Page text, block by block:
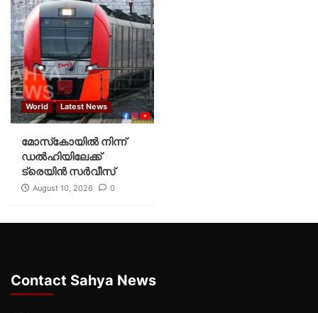
World Latest News
മോസ്‌കോയില്‍ നിന്ന്
ഡല്‍ഹിയിലേക്ക്
ട്രെയിന്‍ സര്‍വീസ്
August 10, 2026 0
Contact Sahya News